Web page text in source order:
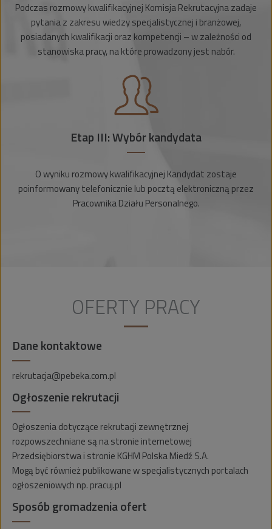
Podczas rozmowy kwalifikacyjnej Komisja Rekrutacyjna zadaje
pytania z zakresu wiedzy specjalistycznej i branżowej,
posiadanych kwalifikacji oraz kompetencji – w zależności od
stanowiska pracy, na które prowadzony jest nabór.
Etap III: Wybór kandydata
O wyniku rozmowy kwalifikacyjnej Kandydat zostaje
poinformowany telefonicznie lub pocztą elektroniczną przez
Pracownika Działu Personalnego.
OFERTY PRACY
Dane kontaktowe
rekrutacja@pebeka.com.pl
Ogłoszenie rekrutacji
Ogłoszenia dotyczące rekrutacji zewnętrznej
rozpowszechniane są na stronie internetowej
Przedsiębiorstwa i stronie KGHM Polska Miedź S.A.
Mogą być również publikowane w specjalistycznych portalach
ogłoszeniowych np. pracuj.pl
Sposób gromadzenia ofert